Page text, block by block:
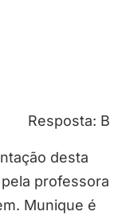
Resposta: B
desta
professora
Munique é